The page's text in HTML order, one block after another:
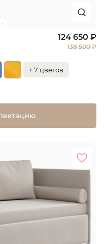
124 650 ₽
138 500 ₽
+ 7 цветов